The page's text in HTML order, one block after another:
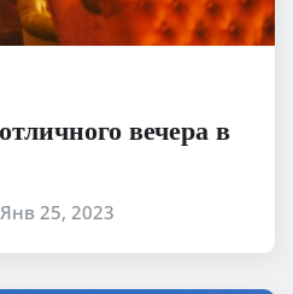
вечера в
Янв 25, 2023